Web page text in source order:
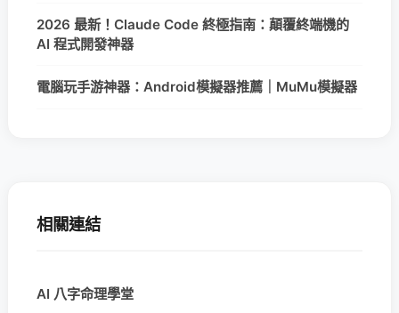
2026 最新！Claude Code 終極指南：顛覆終端機的
AI 程式開發神器
電腦玩手游神器：Android模擬器推薦｜MuMu模擬器
相關連結
AI 八字命理學堂